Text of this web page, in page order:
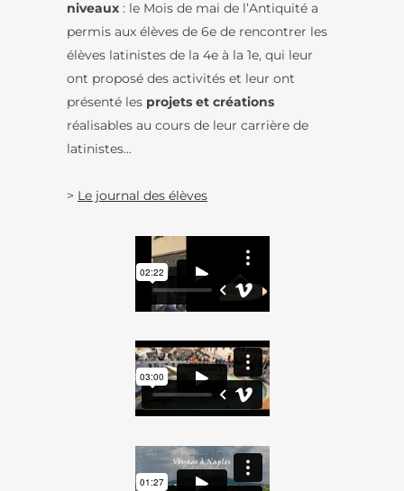
niveaux : le Mois de mai de l’Antiquité a
permis aux élèves de 6e de rencontrer les
élèves latinistes de la 4e à la 1e, qui leur
ont proposé des activités et leur ont
présenté les projets et créations
réalisables au cours de leur carrière de
latinistes…
> Le journal des élèves